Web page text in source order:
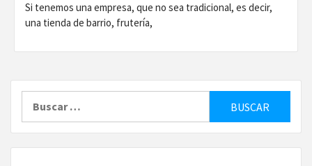
Si tenemos una empresa, que no sea tradicional, es decir,
una tienda de barrio, frutería,